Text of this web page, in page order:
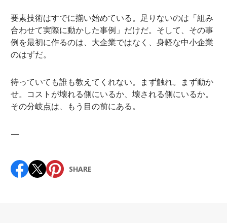
要素技術はすでに揃い始めている。足りないのは「組み
合わせて実際に動かした事例」だけだ。そして、その事
例を最初に作るのは、大企業ではなく、身軽な中小企業
のはずだ。
待っていても誰も教えてくれない。まず触れ。まず動か
せ。コストが壊れる側にいるか、壊される側にいるか。
その分岐点は、もう目の前にある。
—
SHARE